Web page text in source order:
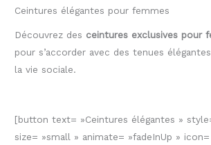
Ceintures élégantes pour femmes
Découvrez des ceintures exclusives pour
pour s’accorder avec des tenues
la vie sociale.
[button text= »Ceintures élégantes »
size= »small » animate= »fadeInUp »